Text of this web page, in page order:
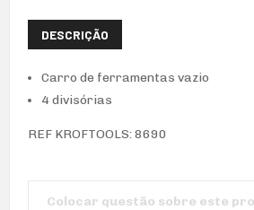
DESCRIÇÃO
Carro de ferramentas vazio
4 divisórias
REF KROFTOOLS: 8690
Colocar questão sobre este